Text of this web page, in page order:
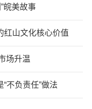
皖美故事
红山文化核心价值
场升温
不负责任”做法